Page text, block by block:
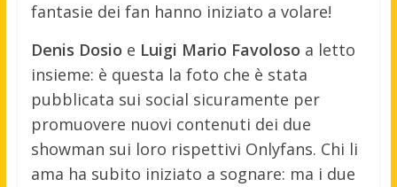
fantasie dei fan hanno iniziato a volare!
Denis Dosio e Luigi Mario Favoloso a letto
insieme: è questa la foto che è stata
pubblicata sui social sicuramente per
promuovere nuovi contenuti dei due
showman sui loro rispettivi Onlyfans. Chi li
ama ha subito iniziato a sognare: ma i due